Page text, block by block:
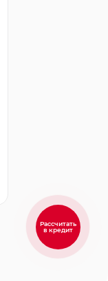
Рассчитать
в кредит